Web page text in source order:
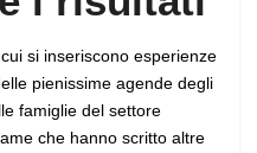
si inseriscono esperienze
pienissime agende degli
famiglie del settore
che hanno scritto altre